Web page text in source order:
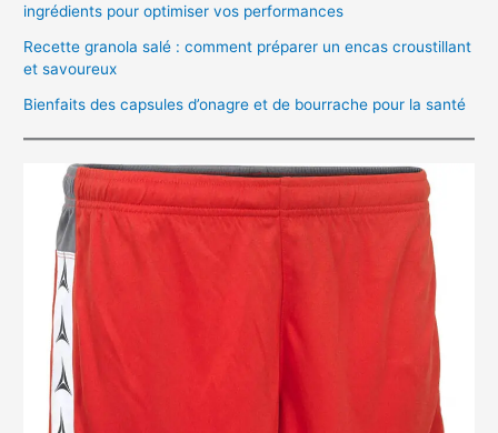
ingrédients pour optimiser vos performances
Recette granola salé : comment préparer un encas croustillant
et savoureux
Bienfaits des capsules d’onagre et de bourrache pour la santé